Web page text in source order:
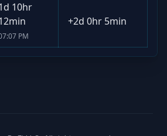
10hr
PM
+2d 0hr 5min